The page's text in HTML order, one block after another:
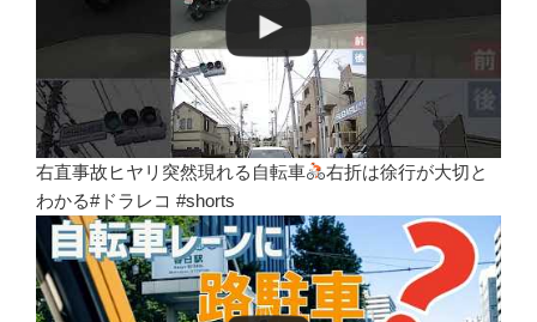
右直事故ヒヤリ突然現れる自転車
右折は徐行が大切と
わかる#ドラレコ #shorts